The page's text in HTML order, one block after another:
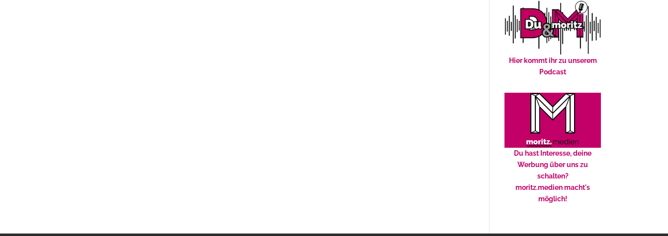
Hier kommt ihr zu unserem
Podcast
Du hast Interesse, deine
Werbung über uns zu
schalten?
moritz.medien macht's
möglich!